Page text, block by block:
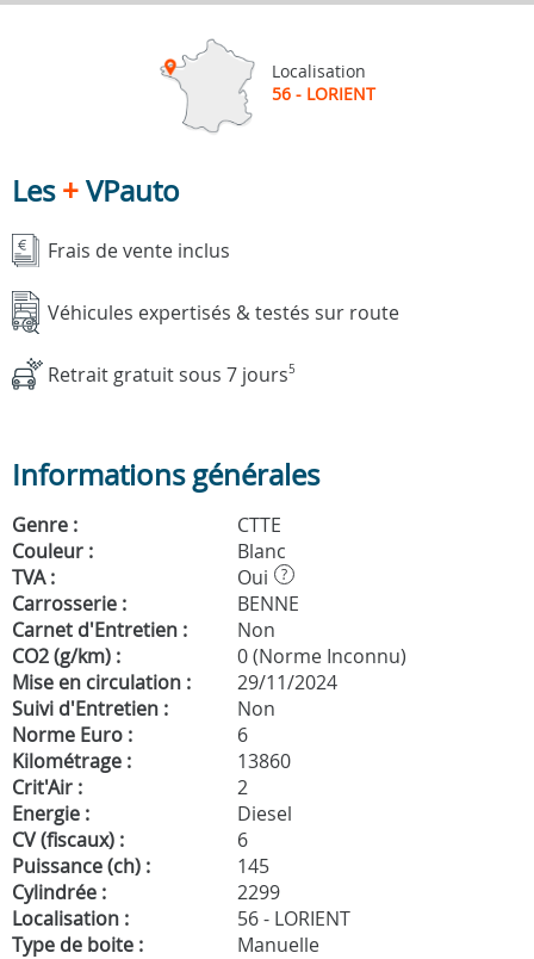
Localisation
56 - LORIENT
Les+VPauto
Frais de vente inclus
Véhicules expertisés & testés sur route
Retrait gratuit sous 7 jours5
Informations générales
Genre :
CTTE
Couleur :
Blanc
TVA :
Oui ?
Carrosserie :
BENNE
Carnet d'Entretien :
Non
CO2 (g/km) :
0 (Norme Inconnu)
Mise en circulation :
29/11/2024
Suivi d'Entretien :
Non
Norme Euro :
6
Kilométrage :
13860
Crit'Air :
2
Energie :
Diesel
CV (fiscaux) :
6
Puissance (ch) :
145
Cylindrée :
2299
Localisation :
56 - LORIENT
Type de boite :
Manuelle